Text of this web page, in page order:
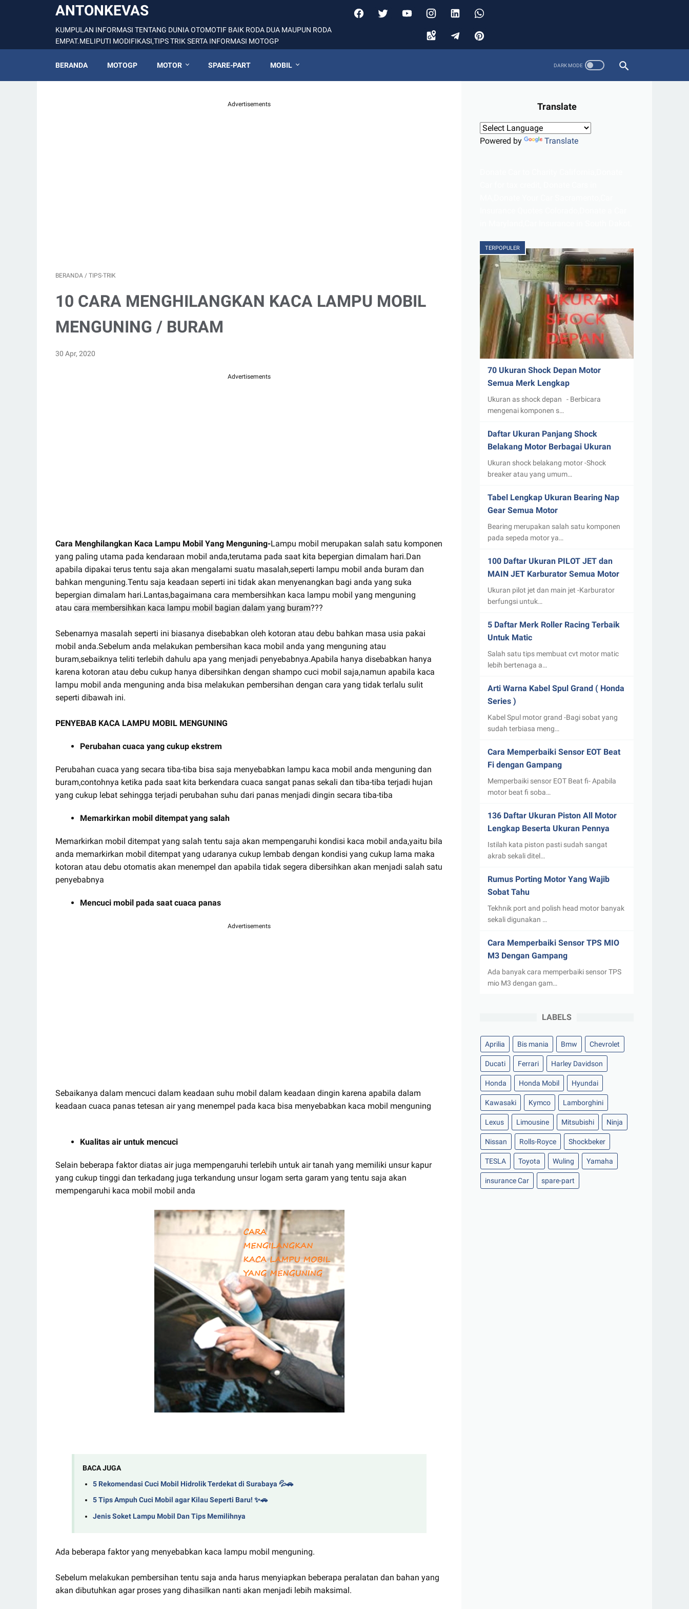
ANTONKEVAS
KUMPULAN INFORMASI TENTANG DUNIA OTOMOTIF BAIK RODA DUA MAUPUN RODA
EMPAT.MELIPUTI MODIFIKASI,TIPS TRIK SERTA INFORMASI MOTOGP
BERANDA MOTOGP MOTOR SPARE-PART MOBIL
Advertisements
BERANDA / TIPS-TRIK
10 CARA MENGHILANGKAN KACA LAMPU MOBIL
MENGUNING / BURAM
30 Apr, 2020
Advertisements
Cara Menghilangkan Kaca Lampu Mobil Yang Menguning-Lampu mobil merupakan salah satu komponen
yang paling utama pada kendaraan mobil anda,terutama pada saat kita bepergian dimalam hari.Dan
apabila dipakai terus tentu saja akan mengalami suatu masalah,seperti lampu mobil anda buram dan
bahkan menguning.Tentu saja keadaan seperti ini tidak akan menyenangkan bagi anda yang suka
bepergian dimalam hari.Lantas,bagaimana cara membersihkan kaca lampu mobil yang menguning
atau cara membersihkan kaca lampu mobil bagian dalam yang buram???
Sebenarnya masalah seperti ini biasanya disebabkan oleh kotoran atau debu bahkan masa usia pakai
mobil anda.Sebelum anda melakukan pembersihan kaca mobil anda yang menguning atau
buram,sebaiknya teliti terlebih dahulu apa yang menjadi penyebabnya.Apabila hanya disebabkan hanya
karena kotoran atau debu cukup hanya dibersihkan dengan shampo cuci mobil saja,namun apabila kaca
lampu mobil anda menguning anda bisa melakukan pembersihan dengan cara yang tidak terlalu sulit
seperti dibawah ini.
PENYEBAB KACA LAMPU MOBIL MENGUNING
Perubahan cuaca yang cukup ekstrem
Perubahan cuaca yang secara tiba-tiba bisa saja menyebabkan lampu kaca mobil anda menguning dan
buram,contohnya ketika pada saat kita berkendara cuaca sangat panas sekali dan tiba-tiba terjadi hujan
yang cukup lebat sehingga terjadi perubahan suhu dari panas menjadi dingin secara tiba-tiba
Memarkirkan mobil ditempat yang salah
Memarkirkan mobil ditempat yang salah tentu saja akan mempengaruhi kondisi kaca mobil anda,yaitu bila
anda memarkirkan mobil ditempat yang udaranya cukup lembab dengan kondisi yang cukup lama maka
kotoran atau debu otomatis akan menempel dan apabila tidak segera dibersihkan akan menjadi salah satu
penyebabnya
Mencuci mobil pada saat cuaca panas
Advertisements
Sebaikanya dalam mencuci dalam keadaan suhu mobil dalam keadaan dingin karena apabila dalam
keadaan cuaca panas tetesan air yang menempel pada kaca bisa menyebabkan kaca mobil menguning
Kualitas air untuk mencuci
Selain beberapa faktor diatas air juga mempengaruhi terlebih untuk air tanah yang memiliki unsur kapur
yang cukup tinggi dan terkadang juga terkandung unsur logam serta garam yang tentu saja akan
mempengaruhi kaca mobil mobil anda
BACA JUGA
5 Rekomendasi Cuci Mobil Hidrolik Terdekat di Surabaya 💦🚗
5 Tips Ampuh Cuci Mobil agar Kilau Seperti Baru! ✨🚗
Jenis Soket Lampu Mobil Dan Tips Memilihnya
Ada beberapa faktor yang menyebabkan kaca lampu mobil menguning.
Sebelum melakukan pembersihan tentu saja anda harus menyiapkan beberapa peralatan dan bahan yang
akan dibutuhkan agar proses yang dihasilkan nanti akan menjadi lebih maksimal.
Translate
Powered by Translate
TERPOPULER
70 Ukuran Shock Depan Motor
Semua Merk Lengkap
Ukuran as shock depan - Berbicara
mengenai komponen s…
Daftar Ukuran Panjang Shock
Belakang Motor Berbagai Ukuran
Ukuran shock belakang motor -Shock
breaker atau yang umum…
Tabel Lengkap Ukuran Bearing Nap
Gear Semua Motor
Bearing merupakan salah satu komponen
pada sepeda motor ya…
100 Daftar Ukuran PILOT JET dan
MAIN JET Karburator Semua Motor
Ukuran pilot jet dan main jet -Karburator
berfungsi untuk…
5 Daftar Merk Roller Racing Terbaik
Untuk Matic
Salah satu tips membuat cvt motor matic
lebih bertenaga a…
Arti Warna Kabel Spul Grand ( Honda
Series )
Kabel Spul motor grand -Bagi sobat yang
sudah terbiasa meng…
Cara Memperbaiki Sensor EOT Beat
Fi dengan Gampang
Memperbaiki sensor EOT Beat fi- Apabila
motor beat fi soba…
136 Daftar Ukuran Piston All Motor
Lengkap Beserta Ukuran Pennya
Istilah kata piston pasti sudah sangat
akrab sekali ditel…
Rumus Porting Motor Yang Wajib
Sobat Tahu
Tekhnik port and polish head motor banyak
sekali digunakan …
Cara Memperbaiki Sensor TPS MIO
M3 Dengan Gampang
Ada banyak cara memperbaiki sensor TPS
mio M3 dengan gam…
LABELS
Aprilia Bis mania Bmw Chevrolet
Ducati Ferrari Harley Davidson
Honda Honda Mobil Hyundai
Kawasaki Kymco Lamborghini
Lexus Limousine Mitsubishi Ninja
Nissan Rolls-Royce Shockbeker
TESLA Toyota Wuling Yamaha
insurance Car spare-part